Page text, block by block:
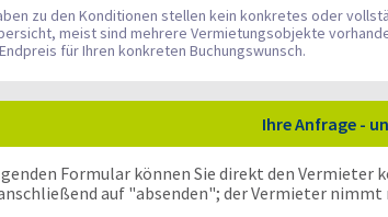
zu den Konditionen stellen kein konkretes oder
meist sind mehrere Vermietungsobjekte
für Ihren konkreten Buchungswunsch.
Ihre Anfrage -
Formular können Sie direkt den
auf "absenden"; der Vermieter